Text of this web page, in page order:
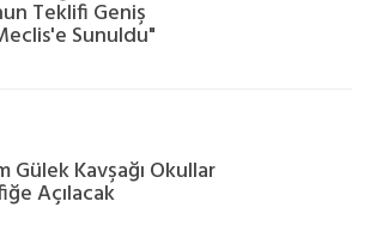
Teklifi Geniş
Sunuldu"
Gülek Kavşağı Okullar
Açılacak